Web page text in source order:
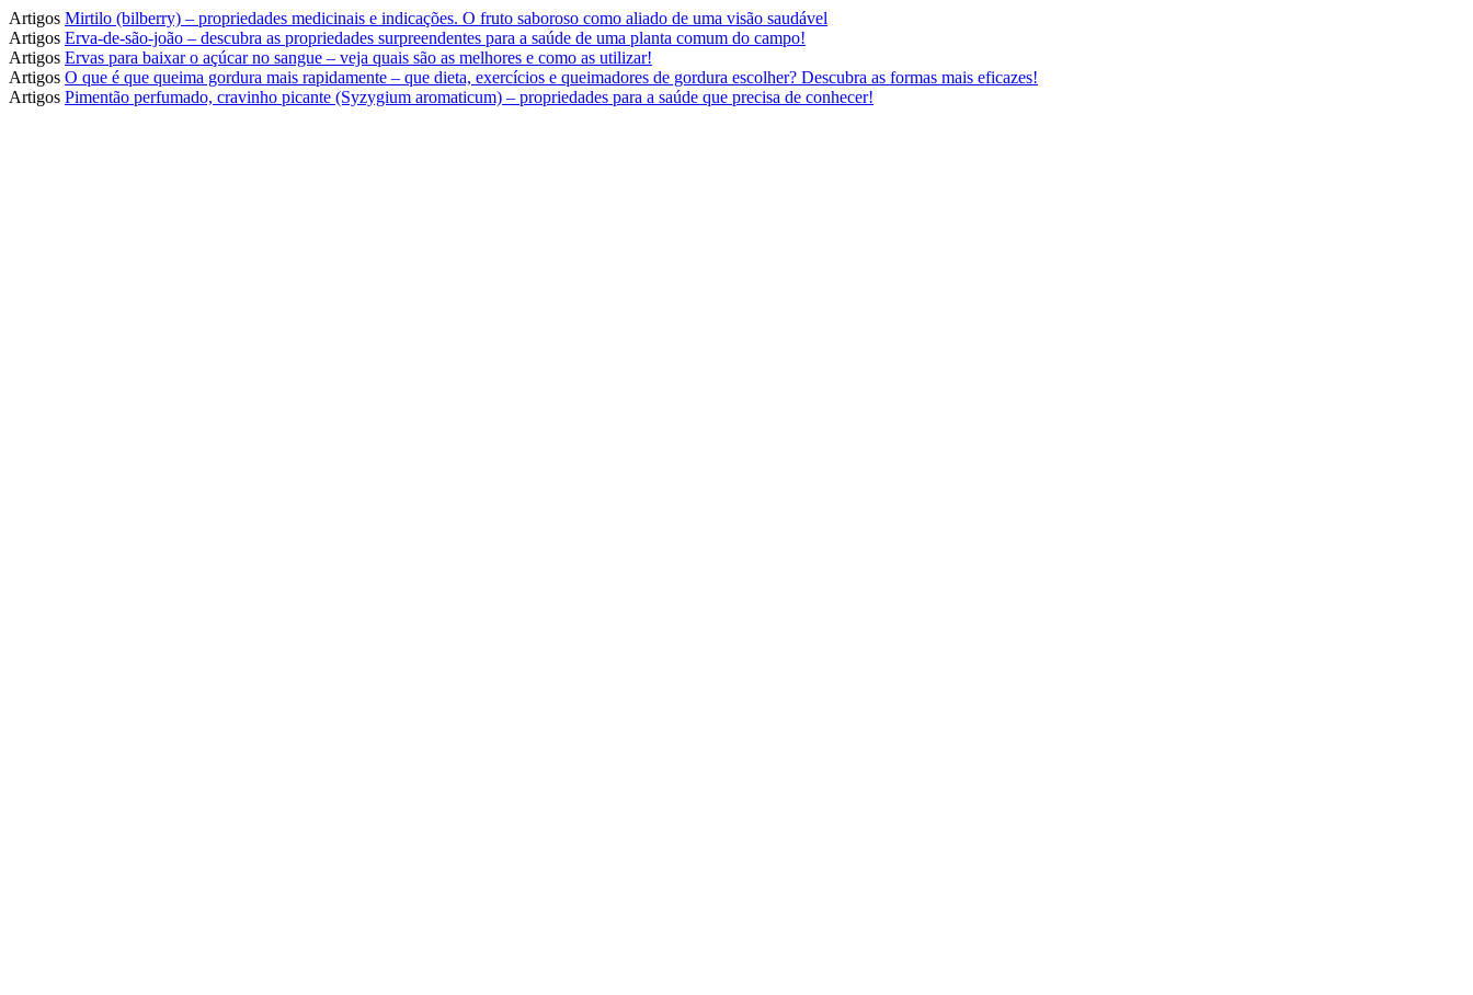
Artigos Mirtilo (bilberry) – propriedades medicinais e indicações. O fruto saboroso como aliado de uma visão saudável
Artigos Erva-de-são-joão – descubra as propriedades surpreendentes para a saúde de uma planta comum do campo!
Artigos Ervas para baixar o açúcar no sangue – veja quais são as melhores e como as utilizar!
Artigos O que é que queima gordura mais rapidamente – que dieta, exercícios e queimadores de gordura escolher? Descubra as formas mais eficazes!
Artigos Pimentão perfumado, cravinho picante (Syzygium aromaticum) – propriedades para a saúde que precisa de conhecer!